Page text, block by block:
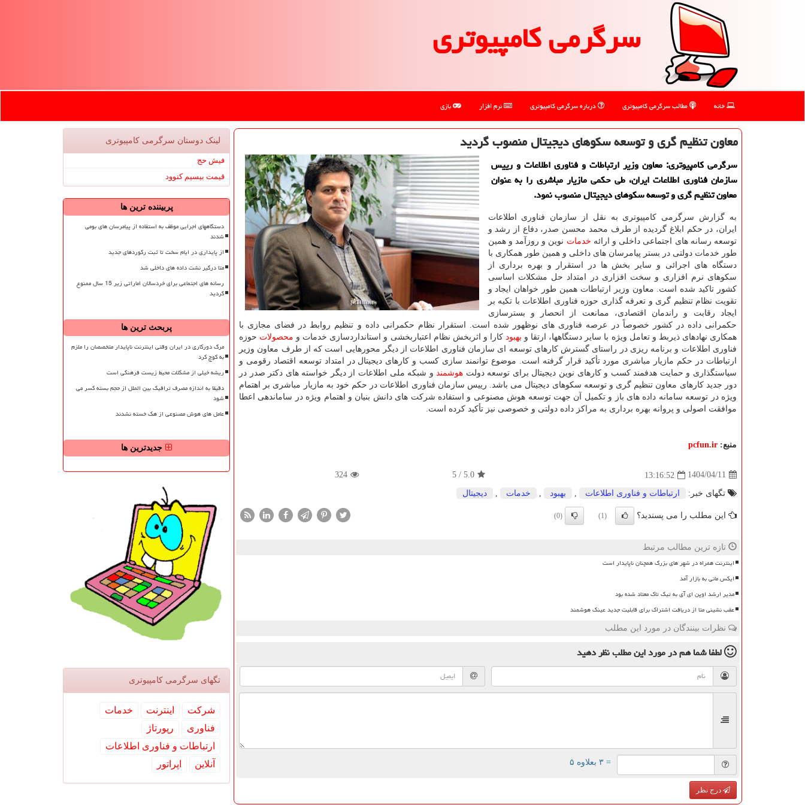
سرگرمی كامپیوتری
خانه مطالب سرگرمی كامپیوتری درباره سرگرمی كامپیوتری نرم افزار بازی
معاون تنظیم گری و توسعه سکوهای دیجیتال منصوب گردید
سرگرمی کامپیوتری: معاون وزیر ارتباطات و فناوری اطلاعات و رییس
سازمان فناوری اطلاعات ایران، طی حکمی مازیار مباشری را به عنوان
معاون تنظیم گری و توسعه سکوهای دیجیتال منصوب نمود.
به گزارش سرگرمی کامپیوتری به نقل از سازمان فناوری اطلاعات
ایران، در حکم ابلاغ گردیده از طرف محمد محسن صدر، دفاع از رشد و
توسعه رسانه های اجتماعی داخلی و ارائه خدمات نوین و روزآمد و همین
طور خدمات دولتی در بستر پیامرسان های داخلی و همین طور همکاری با
دستگاه های اجرائی و سایر بخش ها در استقرار و بهره برداری از
سکوهای نرم افزاری و سخت افزاری در امتداد حل مشکلات اساسی
کشور تاکید شده است. معاون وزیر ارتباطات همین طور خواهان ایجاد و
تقویت نظام تنظیم گری و تعرفه گذاری حوزه فناوری اطلاعات با تکیه بر
ایجاد رقابت و راندمان اقتصادی، ممانعت از انحصار و بسترسازی
حکمرانی داده در کشور خصوصاً در عرصه فناوری های نوظهور شده است. استقرار نظام حکمرانی داده و تنظیم روابط در فضای مجازی با
همکاری نهادهای ذیربط و تعامل ویژه با سایر دستگاهها، ارتقا و بهبودکارا و اثربخش نظام اعتباربخشی و استانداردسازی خدمات و محصولات حوزه
فناوری اطلاعات و برنامه ریزی در راستای گسترش کارهای توسعه ای سازمان فناوری اطلاعات از دیگر محورهایی است که از طرف معاون وزیر
ارتباطات در حکم مازیار مباشری مورد تأکید قرار گرفته است. موضوع توانمند سازی کسب و کارهای دیجیتال در امتداد توسعه اقتصاد رقومی و
سیاستگذاری و حمایت هدفمند کسب و کارهای نوین دیجیتال برای توسعه دولت هوشمندو شبکه ملی اطلاعات از دیگر خواسته های دکتر صدر در
دور جدید کارهای معاون تنظیم گری و توسعه سکوهای دیجیتال می باشد. رییس سازمان فناوری اطلاعات در حکم خود به مازیار مباشری بر اهتمام
ویژه در توسعه سامانه داده های باز و تکمیل آن جهت توسعه هوش مصنوعی و استفاده شرکت های دانش بنیان و اهتمام ویژه در ساماندهی اعطا
موافقت اصولی و پروانه بهره برداری به مراکز داده دولتی و خصوصی نیز تأکید کرده است.
منبع: pcfun.ir
1404/04/11
13:16:52
5.0
/
5
324
تگهای خبر: ارتباطات و فناوری اطلاعات بهبود خدمات دیجیتال
این مطلب را می پسندید؟ (1)
(0)
تازه ترین مطالب مرتبط
اینترنت همراه در شهر های بزرگ همچنان ناپایدار است
ایکس مانی به بازار آمد
مدیر ارشد اوپن ای آی به تیک تاک معتاد شده بود
عقب نشینی متا از دریافت اشتراک برای قابلیت جدید عینک هوشمند
نظرات بینندگان در مورد این مطلب
لطفا شما همدر مورد این مطلبنظر دهید
= ۳ بعلاوه ۵
درج نظر
لینک دوستان سرگرمی كامپیوتری
فیش حج
قیمت بیسیم کنوود
پربیننده ترین ها
دستگاههای اجرایی موظف به استفاده از پیامرسان های بومی
شدند
از پایداری در ایام سخت تا ثبت رکوردهای جدید
متا درگیر نشت داده های داخلی شد
رسانه های اجتماعی برای خردسالان اماراتی زیر 15 سال ممنوع
گردید
پربحث ترین ها
مرگ دورکاری در ایران وقتی اینترنت ناپایدار متخصصان را ملزم
به کوچ کرد
ریشه خیلی از مشکلات محیط زیست فرهنگی است
دقیقا به اندازه مصرف ترافیک بین الملل از حجم بسته کسر می
شود
عامل های هوش مصنوعی از هک خسته نشدند
جدیدترین ها
تگهای سرگرمی كامپیوتری
شركت اینترنت
خدمات
فناوری
رپورتاژ
ارتباطات و فناوری اطلاعات
آنلاین
اپراتور